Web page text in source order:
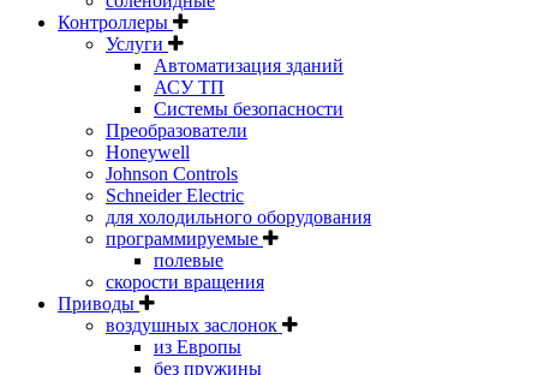
Контроллеры
Услуги
Автоматизация зданий
АСУ ТП
Системы безопасности
Преобразователи
Honeywell
Johnson Controls
Schneider Electric
для холодильного оборудования
программируемые
полевые
скорости вращения
Приводы
воздушных заслонок
из Европы
без пружины